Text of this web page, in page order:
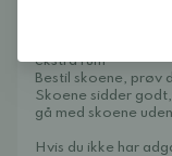
ekstra rum
Bestil skoene, prøv
Skoene sidder
gå med skoene
Hvis du ikke har